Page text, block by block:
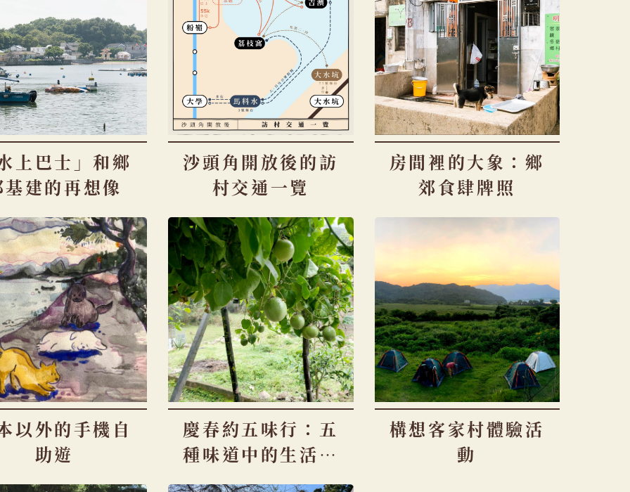
上巴士」和鄉
基建的再想像
沙頭角開放後的訪
村交通一覽
房間裡的大象：鄉
郊食肆牌照
以外的手機自
助遊
慶春約五味行：五
種味道中的生活故
事
構想客家村體驗活
動